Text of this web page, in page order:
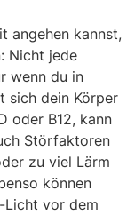
angehen kannst,
Nicht jede
wenn du in
sich dein Körper
oder B12, kann
Störfaktoren
zu viel Lärm
können
Licht vor dem